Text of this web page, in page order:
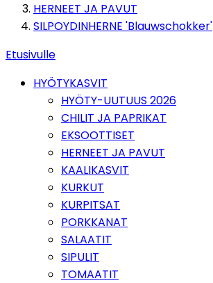
HERNEET JA PAVUT
SILPOYDINHERNE 'Blauwschokker'
Etusivulle
HYÖTYKASVIT
HYÖTY-UUTUUS 2026
CHILIT JA PAPRIKAT
EKSOOTTISET
HERNEET JA PAVUT
KAALIKASVIT
KURKUT
KURPITSAT
PORKKANAT
SALAATIT
SIPULIT
TOMAATIT